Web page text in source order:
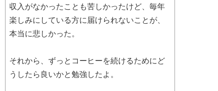
収入がなかったことも苦しかったけど、毎年
楽しみにしている方に届けられないことが、
本当に悲しかった。
それから、ずっとコーヒーを続けるためにど
うしたら良いかと勉強したよ。